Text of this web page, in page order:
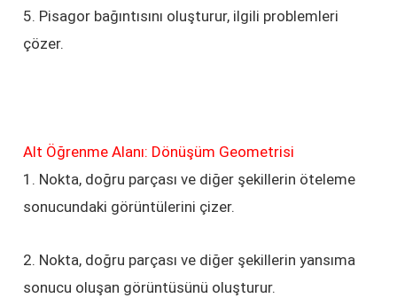
5. Pisagor bağıntısını oluşturur, ilgili problemleri
çözer.
Alt Öğrenme Alanı: Dönüşüm Geometrisi
1. Nokta, doğru parçası ve diğer şekillerin öteleme
sonucundaki görüntülerini çizer.
2. Nokta, doğru parçası ve diğer şekillerin yansıma
sonucu oluşan görüntüsünü oluşturur.